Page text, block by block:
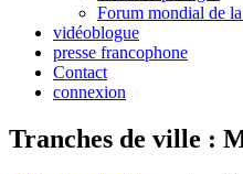
Forum mondial de
vidéoblogue
presse francophone
Contact
connexion
Tranches de ville :